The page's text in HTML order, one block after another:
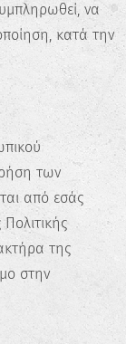
να
κατά την
των
από εσάς
της
στην